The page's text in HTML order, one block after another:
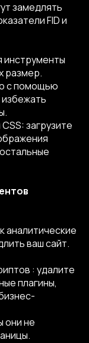
замедлять
FID и
инструменты
размер.
с помощью
загрузите
аналитические
ваш сайт.
: удалите
плагины,
они не